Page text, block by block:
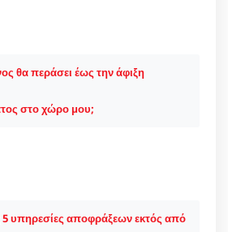
θα περάσει έως την άφιξη
στο χώρο μου;
5 υπηρεσίες αποφράξεων εκτός από